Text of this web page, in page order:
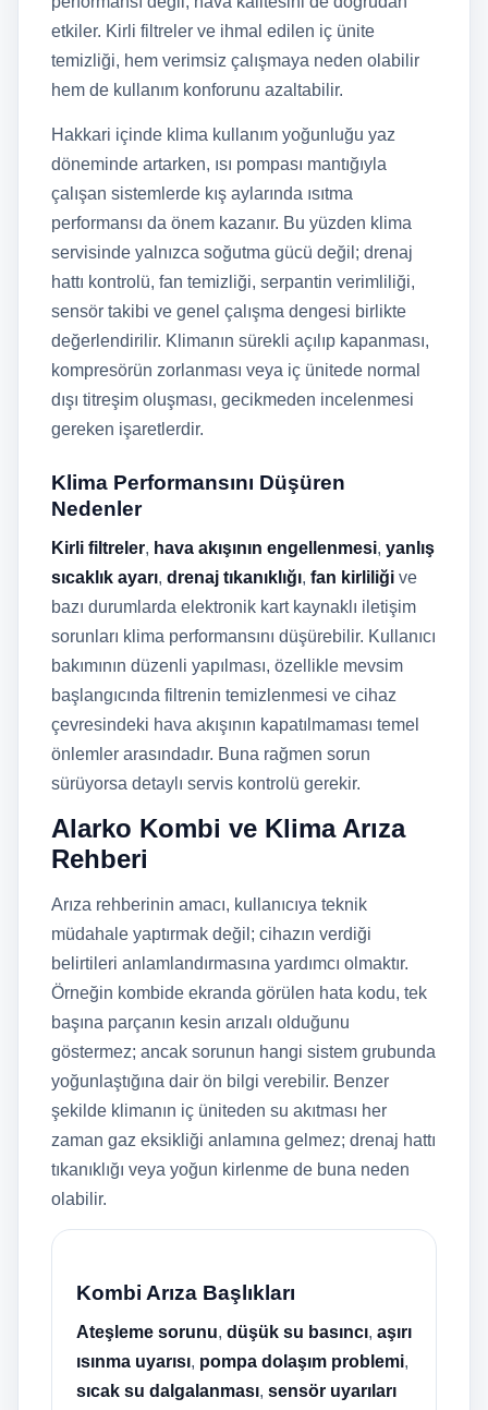
etkiler. Kirli filtreler ve ihmal edilen iç ünite
temizliği, hem verimsiz çalışmaya neden olabilir
hem de kullanım konforunu azaltabilir.
Hakkari içinde klima kullanım yoğunluğu yaz
döneminde artarken, ısı pompası mantığıyla
çalışan sistemlerde kış aylarında ısıtma
performansı da önem kazanır. Bu yüzden klima
servisinde yalnızca soğutma gücü değil; drenaj
hattı kontrolü, fan temizliği, serpantin verimliliği,
sensör takibi ve genel çalışma dengesi birlikte
değerlendirilir. Klimanın sürekli açılıp kapanması,
kompresörün zorlanması veya iç ünitede normal
dışı titreşim oluşması, gecikmeden incelenmesi
gereken işaretlerdir.
Klima Performansını Düşüren
Nedenler
Kirli filtreler, hava akışının engellenmesi, yanlış
sıcaklık ayarı, drenaj tıkanıklığı, fan kirliliği ve
bazı durumlarda elektronik kart kaynaklı iletişim
sorunları klima performansını düşürebilir. Kullanıcı
bakımının düzenli yapılması, özellikle mevsim
başlangıcında filtrenin temizlenmesi ve cihaz
çevresindeki hava akışının kapatılmaması temel
önlemler arasındadır. Buna rağmen sorun
sürüyorsa detaylı servis kontrolü gerekir.
Alarko Kombi ve Klima Arıza
Rehberi
Arıza rehberinin amacı, kullanıcıya teknik
müdahale yaptırmak değil; cihazın verdiği
belirtileri anlamlandırmasına yardımcı olmaktır.
Örneğin kombide ekranda görülen hata kodu, tek
başına parçanın kesin arızalı olduğunu
göstermez; ancak sorunun hangi sistem grubunda
yoğunlaştığına dair ön bilgi verebilir. Benzer
şekilde klimanın iç üniteden su akıtması her
zaman gaz eksikliği anlamına gelmez; drenaj hattı
tıkanıklığı veya yoğun kirlenme de buna neden
olabilir.
Kombi Arıza Başlıkları
Ateşleme sorunu, düşük su basıncı, aşırı
ısınma uyarısı, pompa dolaşım problemi,
sıcak su dalgalanması, sensör uyarıları